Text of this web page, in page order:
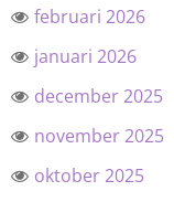
februari 2026
januari 2026
december 2025
november 2025
oktober 2025